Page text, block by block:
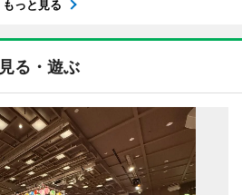
もっと見る
見る・遊ぶ